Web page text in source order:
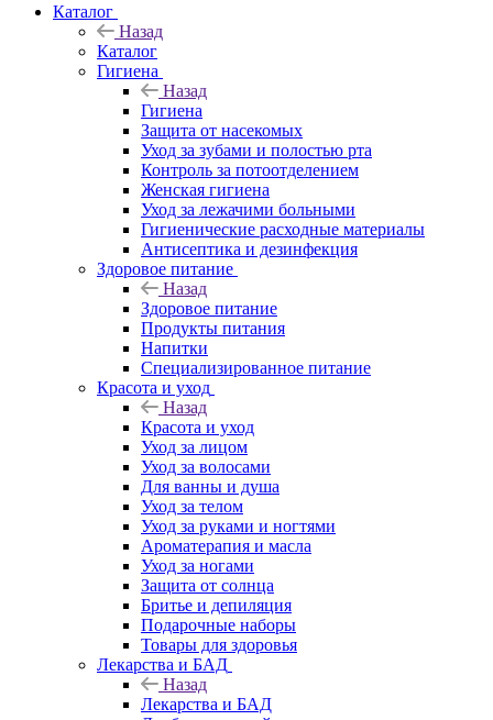
Каталог
Назад
Каталог
Гигиена
Назад
Гигиена
Защита от насекомых
Уход за зубами и полостью рта
Контроль за потоотделением
Женская гигиена
Уход за лежачими больными
Гигиенические расходные материалы
Антисептика и дезинфекция
Здоровое питание
Назад
Здоровое питание
Продукты питания
Напитки
Специализированное питание
Красота и уход
Назад
Красота и уход
Уход за лицом
Уход за волосами
Для ванны и душа
Уход за телом
Уход за руками и ногтями
Ароматерапия и масла
Уход за ногами
Защита от солнца
Бритье и депиляция
Подарочные наборы
Товары для здоровья
Лекарства и БАД
Назад
Лекарства и БАД